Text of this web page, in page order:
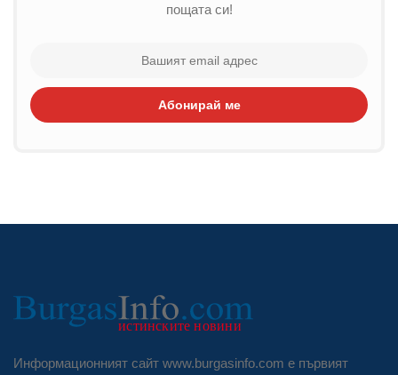
пощата си!
Абонирай ме
Информационният сайт www.burgasinfo.com е първият